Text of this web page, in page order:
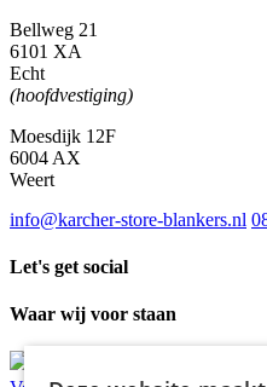
Bellweg 21
6101 XA
Echt
(hoofdvestiging)
Moesdijk 12F
6004 AX
Weert
info@karcher-store-blankers.nl
Let's get social
Waar wij voor staan